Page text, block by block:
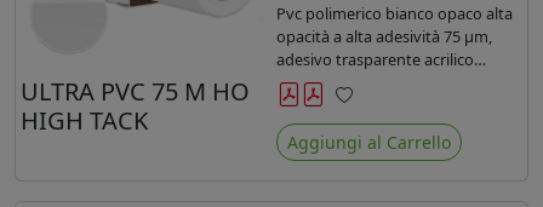
ULTRA PVC 75 M HO
HIGH TACK
Pvc polimerico bianco opaco alta
opacità a alta adesività 75 µm,
adesivo trasparente acrilico
hotmelt permanente, durata 5-7
anni liner 140gr PE su entrambi
lati. Dotato di certificato ignifugo
Bs1d0.
Preferiti
Aggiungi al Carrello